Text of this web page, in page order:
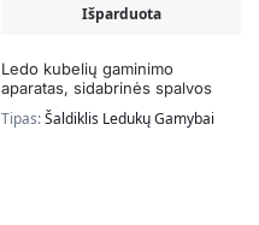
Išparduota
Ledo kubelių gaminimo
aparatas, sidabrinės spalvos
Tipas:Šaldiklis Ledukų Gamybai